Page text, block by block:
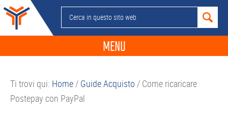
Passa
alla
navigazione
Passa
contenuto
Passa
alla
barra
Passa
piè
Cerca
in
sito
MENU
GUIDE ACQUISTO
Ti trovi qui: Home/ Guide Acquisto / Come ricaricare
Postepay con PayPal